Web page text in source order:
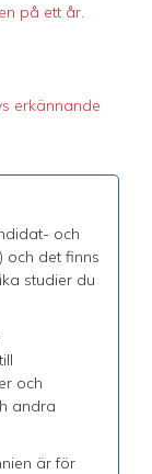
på ett år.
erkännande
och
och det finns
studier du
och
andra
är för